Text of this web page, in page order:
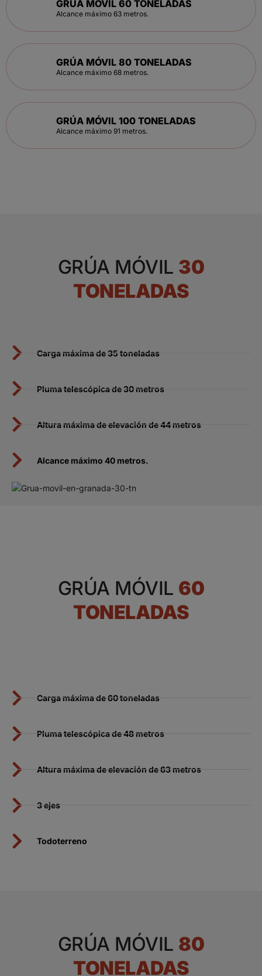
GRÚA MÓVIL 60 TONELADAS
Alcance máximo 63 metros.
Ir A La Ficha
GRÚA MÓVIL 80 TONELADAS
Alcance máximo 68 metros.
Ir A La Ficha
GRÚA MÓVIL 100 TONELADAS
Alcance máximo 91 metros.
Ir A La Ficha
GRÚA MÓVIL 30
TONELADAS
Carga máxima de 35 toneladas
Pluma telescópica de 30 metros
Altura máxima de elevación de 44 metros
Alcance máximo 40 metros.
GRÚA MÓVIL 60
TONELADAS
Carga máxima de 60 toneladas
Pluma telescópica de 48 metros
Altura máxima de elevación de 63 metros
3 ejes
Todoterreno
GRÚA MÓVIL 80
TONELADAS